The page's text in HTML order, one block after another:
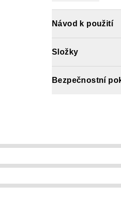
schopnosti k
Návod k použití
Složky
Bezpečnostní